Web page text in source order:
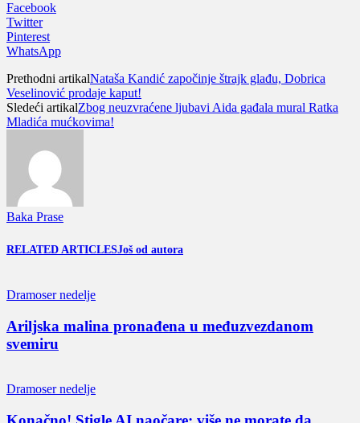
Facebook
Twitter
Pinterest
WhatsApp
Prethodni artikalNataša Kandić započinje štrajk glađu, Dobrica
Veselinović prodaje kaput!
Sledeći artikalZbog neuzvraćene ljubavi Aida gađala mural Ratka
Mladića mućkovima!
Baka Prase
RELATED ARTICLESJoš od autora
Dramoser nedelje
Ariljska malina pronađena u međuzvezdanom
svemiru
Dramoser nedelje